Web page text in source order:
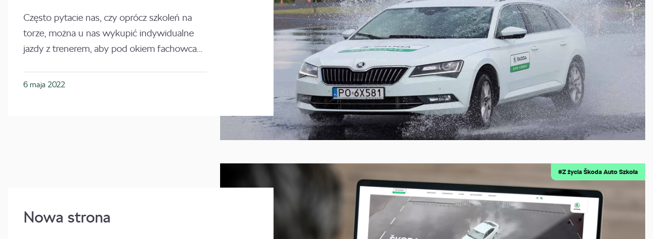
Często pytacie nas, czy oprócz szkoleń na
torze, można u nas wykupić indywidualne
jazdy z trenerem, aby pod okiem fachowca...
6 maja 2022
Nowa strona
#Z życia Škoda Auto Szkoła